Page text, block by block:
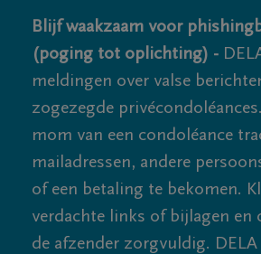
Blijf waakzaam voor
(poging tot oplichting) -
meldingen over valse
zogezegde
mom van een condoléance
mailadressen, andere
of een betaling te bekomen.
verdachte links of bijlagen en
de afzender zorgvuldig. DELA